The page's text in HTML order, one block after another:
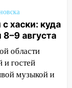
на
хаски: куда
августа
области
гостей
музыкой и